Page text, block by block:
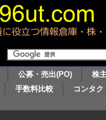
公募・売出(PO) 株
手数料比較 コンタク